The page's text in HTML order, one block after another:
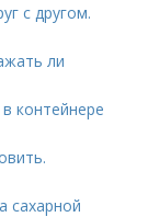
с другом.
ли
контейнере
сахарной